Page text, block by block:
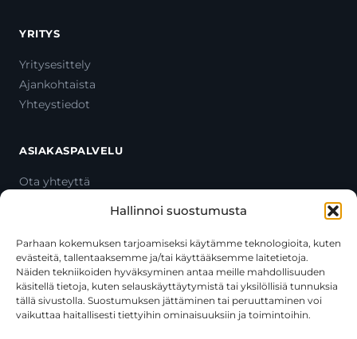
Hallinnoi suostumusta
Parhaan kokemuksen tarjoamiseksi käytämme teknologioita, kuten
evästeitä, tallentaaksemme ja/tai käyttääksemme laitetietoja.
Näiden tekniikoiden hyväksyminen antaa meille mahdollisuuden
käsitellä tietoja, kuten selauskäyttäytymistä tai yksilöllisiä tunnuksia
tällä sivustolla. Suostumuksen jättäminen tai peruuttaminen voi
vaikuttaa haitallisesti tiettyihin ominaisuuksiin ja toimintoihin.
YRITYS
Yritysesittely
Ajankohtaista
Yhteystiedot
ASIAKASPALVELU
Ota yhteyttä
Toimitustavat
Usein kysytyt kysymykset
+358 44 270 3795
asiakaspalvelu@toolcat.fi